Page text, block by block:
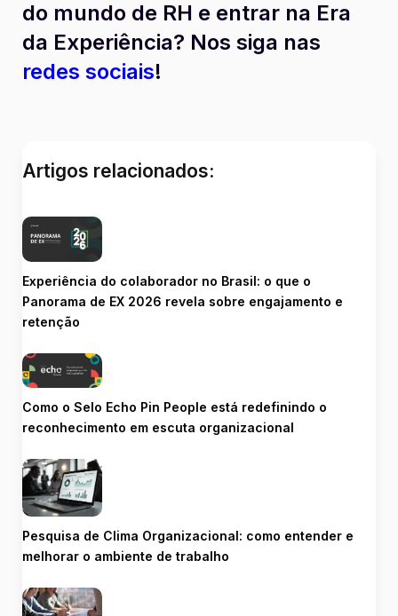
do mundo de RH e entrar na Era
da Experiência? Nos siga nas
redes sociais!
Artigos relacionados:
Experiência do colaborador no Brasil: o que o
Panorama de EX 2026 revela sobre engajamento e
retenção
Como o Selo Echo Pin People está redefinindo o
reconhecimento em escuta organizacional
Pesquisa de Clima Organizacional: como entender e
melhorar o ambiente de trabalho